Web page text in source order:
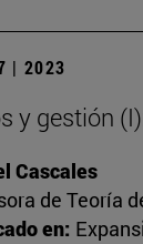
| 2023
y gestión
Cascales
de Teoría
en: